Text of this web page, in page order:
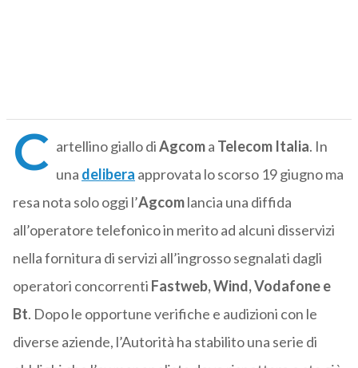
C artellino giallo diAgcoma Telecom Italia. In
una delibera approvata lo scorso 19 giugno ma
resa nota solo oggi l’Agcomlancia una diffida
all’operatore telefonico in merito ad alcuni disservizi
nella fornitura di servizi all’ingrosso segnalati dagli
operatori concorrenti Fastweb, Wind, Vodafone e
Bt. Dopo le opportune verifiche e audizioni con le
diverse aziende, l’Autorità ha stabilito una serie di